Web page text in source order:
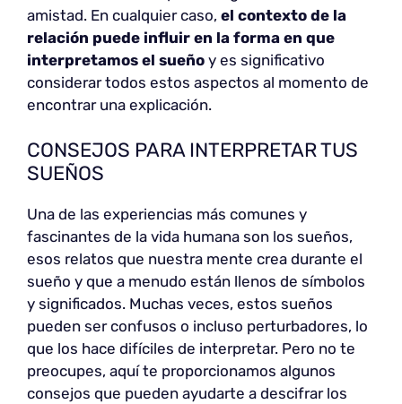
amistad. En cualquier caso, el contexto de la
relación puede influir en la forma en que
interpretamos el sueño y es significativo
considerar todos estos aspectos al momento de
encontrar una explicación.
CONSEJOS PARA INTERPRETAR TUS
SUEÑOS
Una de las experiencias más comunes y
fascinantes de la vida humana son los sueños,
esos relatos que nuestra mente crea durante el
sueño y que a menudo están llenos de símbolos
y significados. Muchas veces, estos sueños
pueden ser confusos o incluso perturbadores, lo
que los hace difíciles de interpretar. Pero no te
preocupes, aquí te proporcionamos algunos
consejos que pueden ayudarte a descifrar los